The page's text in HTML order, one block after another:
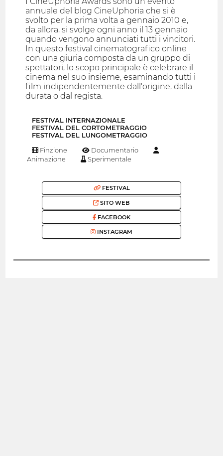
annuale del blog CineUphoria che si è
svolto per la prima volta a gennaio 2010 e,
da allora, si svolge ogni anno il 13 gennaio
quando vengono annunciati tutti i vincitori.
In questo festival cinematografico online
con una giuria composta da un gruppo di
spettatori, lo scopo principale è celebrare il
cinema nel suo insieme, esaminando tutti i
film indipendentemente dall'origine, dalla
durata o dal regista.
FESTIVAL INTERNAZIONALE
FESTIVAL DEL CORTOMETRAGGIO
FESTIVAL DEL LUNGOMETRAGGIO
Finzione
Documentario
Animazione
Sperimentale
FESTIVAL
SITO WEB
FACEBOOK
INSTAGRAM